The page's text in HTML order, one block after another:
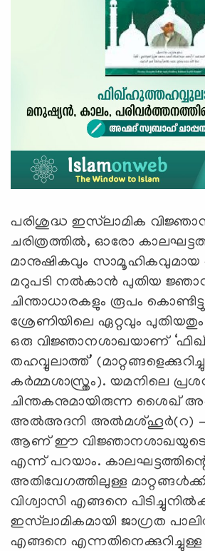
പരിശുദ്ധ ഇസ്‌ലാമിക
ചരിത്രത്തിൽ, ഓരോ
മാനുഷികവും സാമൂഹികവുമായ
മറുപടി നൽകാൻ പുതിയ
ചിന്താധാരകളും രൂപം
ശ്രേണിയിലെ ഏറ്റവും
ഒരു വിജ്ഞാനശാഖയാണ് ‘
തഹവ്വുലാത്ത്’
കർമ്മശാസ്ത്രം). യമനിലെ
ചിന്തകനുമായിരുന്ന ശൈഖ്
അൽഅദനി അൽമശ്ഹൂർ(റ) –
ആണ് ഈ വിജ്ഞാനശാഖയുടെ
എന്ന് പറയാം.
അതിവേഗത്തിലുള്ള
വിശ്വാസി എങ്ങനെ
ഇസ്‌ലാമികമായി ജാഗ്രത
എങ്ങനെ